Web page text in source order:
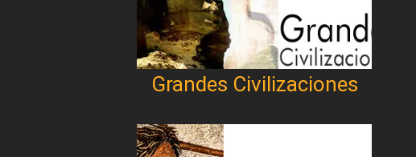
Grandes Civilizaciones